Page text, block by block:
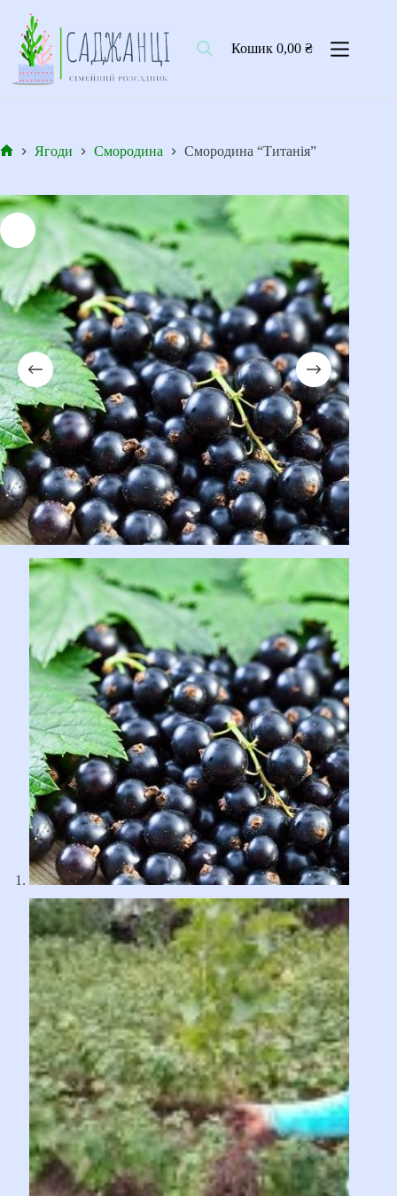
вмісту
Кошик0,00₴
Ягоди Смородина Смородина “Титанія”